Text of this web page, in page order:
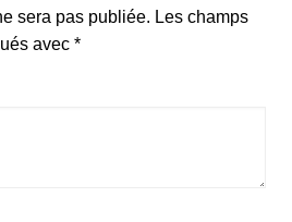
sera pas publiée. Les champs
avec *